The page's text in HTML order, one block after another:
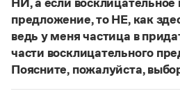
Учебник Грамоты
Правила русского языка: от азов до
Интерактивные упражнения: от
Скороговорки
Страница ответа
НИ, а если восклицательное
предложение, то НЕ, как
ведь у меня частица в
части восклицательного
Поясните, пожалуйста,
Правильно:Где бы ты ни